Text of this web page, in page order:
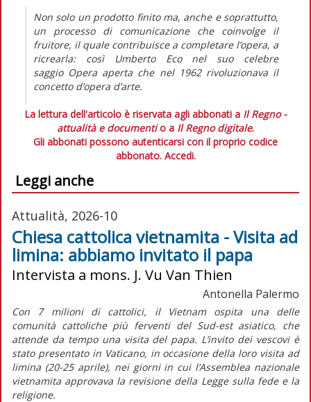
Non solo un prodotto finito ma, anche e soprattutto,
un processo di comunicazione che coinvolge il
fruitore, il quale contribuisce a completare l’opera, a
ricrearla: così Umberto Eco nel suo celebre
saggio Opera aperta che nel 1962 rivoluzionava il
concetto d’opera d’arte.
La lettura dell'articolo è riservata agli abbonati a Il Regno -
attualità e documentio a Il Regno digitale.
Gli abbonati possono autenticarsi con il proprio codice
abbonato. Accedi.
Leggi anche
Attualità, 2026-10
Chiesa cattolica vietnamita - Visita ad
limina: abbiamo invitato il papa
Intervista a mons. J. Vu Van Thien
Antonella Palermo
Con 7 milioni di cattolici, il Vietnam ospita una delle
comunità cattoliche più ferventi del Sud-est asiatico, che
attende da tempo una visita del papa. L’invito dei vescovi è
stato presentato in Vaticano, in occasione della loro visita ad
limina (20-25 aprile), nei giorni in cui l’Assemblea nazionale
vietnamita approvava la revisione della Legge sulla fede e la
religione.